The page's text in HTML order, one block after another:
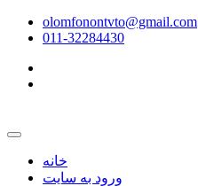
olomfonontvto@gmail.com
011-32284430
خانه
ورود به سایت